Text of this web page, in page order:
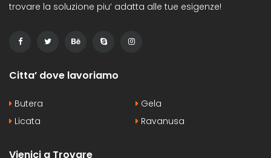
trovare la soluzione piu’ adatta alle tue esigenze!
Citta’ dove lavoriamo
Butera
Gela
Licata
Ravanusa
Vienici a Trovare